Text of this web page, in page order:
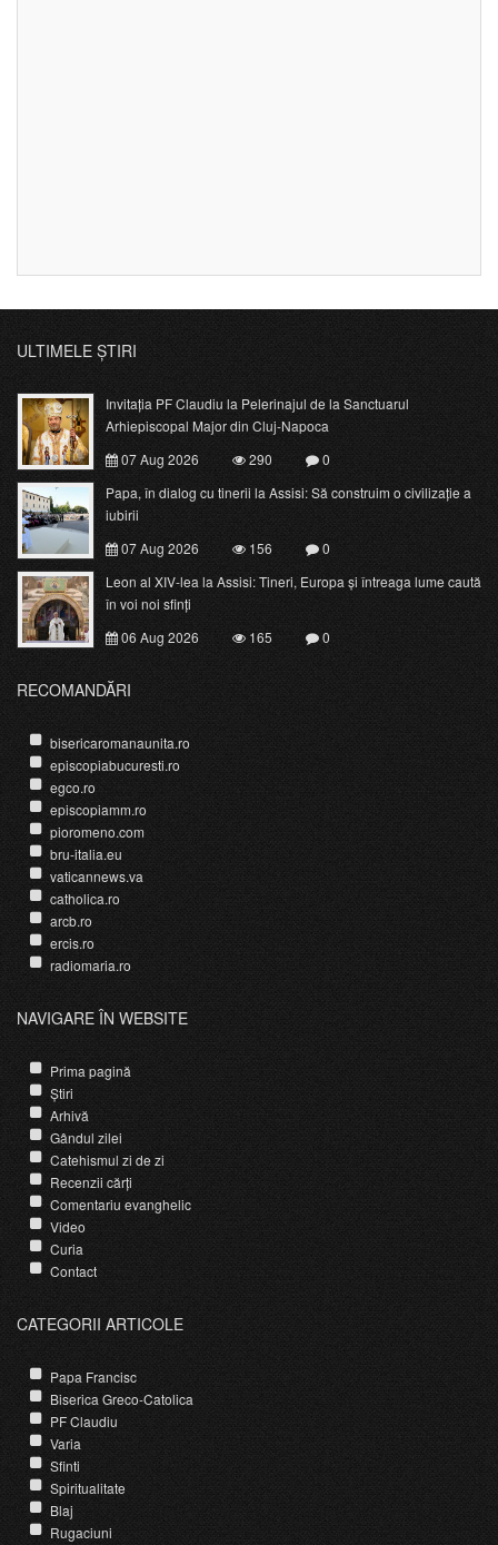
ULTIMELE ȘTIRI
Invitația PF Claudiu la Pelerinajul de la Sanctuarul
Arhiepiscopal Major din Cluj-Napoca
07 Aug 2026
290
0
Papa, în dialog cu tinerii la Assisi: Să construim o civilizație a
iubirii
07 Aug 2026
156
0
Leon al XIV-lea la Assisi: Tineri, Europa și întreaga lume caută
în voi noi sfinți
06 Aug 2026
165 0
RECOMANDĂRI
bisericaromanaunita.ro
episcopiabucuresti.ro
egco.ro
episcopiamm.ro
pioromeno.com
bru-italia.eu
vaticannews.va
catholica.ro
arcb.ro
ercis.ro
radiomaria.ro
NAVIGARE ÎN WEBSITE
Prima pagină
Știri
Arhivă
Gândul zilei
Catehismul zi de zi
Recenzii cărți
Comentariu evanghelic
Video
Curia
Contact
CATEGORII ARTICOLE
Papa Francisc
Biserica Greco-Catolica
PF Claudiu
Varia
Sfinti
Spiritualitate
Blaj
Rugaciuni